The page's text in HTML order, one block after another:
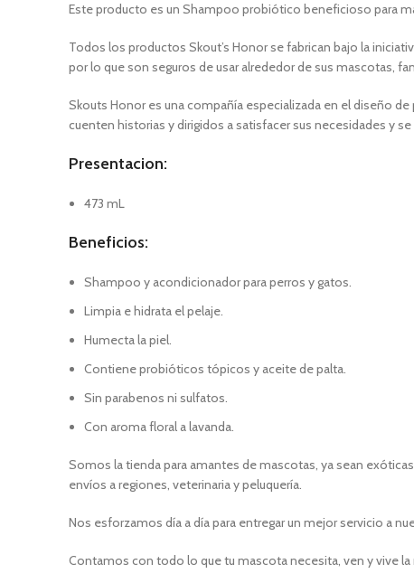
Este producto es un Shampoo probiótico beneficioso para
Todos los productos Skout’s Honor se fabrican bajo la
por lo que son seguros de usar alrededor de sus mascotas,
Skouts Honor es una compañía especializada en el diseño
cuenten historias y dirigidos a satisfacer sus necesidades y
Presentacion:
473 mL
Beneficios:
Shampoo y acondicionador para perros y gatos.
Limpia e hidrata el pelaje.
Humecta la piel.
Contiene probióticos tópicos y aceite de palta.
Sin parabenos ni sulfatos.
Con aroma floral a lavanda.
Somos la tienda para amantes de mascotas, ya sean
envíos a regiones, veterinaria y peluquería.
Nos esforzamos día a día para entregar un mejor servicio a
Contamos con todo lo que tu mascota necesita, ven y vive la